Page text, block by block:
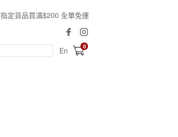
指定貨品買滿$200 全單免運
En 0